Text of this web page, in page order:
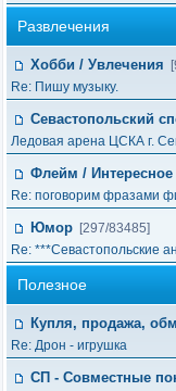
Развлечения
Хобби / Увлечения
Re: Пишу музыку.
Севастопольский
Ледовая арена ЦСКА г.
Флейм / Интересное
Re: поговорим фразами
Юмор [297/83485]
Re: ***Севастопольские
Полезное
Купля, продажа,
Re: Дрон - игрушка
СП - Совместные